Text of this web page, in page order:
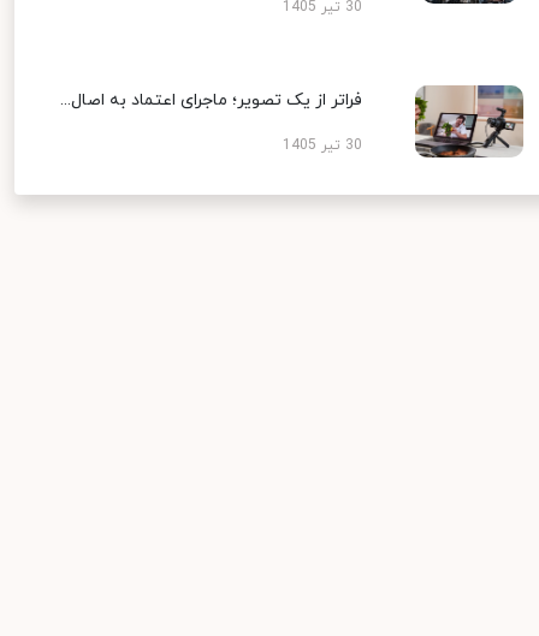
30 تیر 1405
فراتر از یک تصویر؛ ماجرای اعتماد به اصال...
30 تیر 1405